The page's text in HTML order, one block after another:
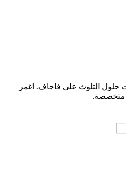
التلوث على فاجاف. اغمر
متخصصة.